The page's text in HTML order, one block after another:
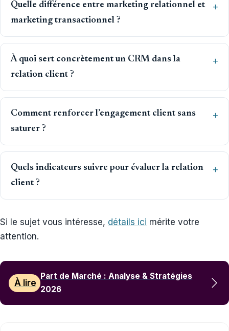
Quelle différence entre marketing relationnel et
marketing transactionnel ?
À quoi sert concrètement un CRM dans la
relation client ?
Comment renforcer l’engagement client sans
saturer ?
Quels indicateurs suivre pour évaluer la relation
client ?
Si le sujet vous intéresse, détails ici mérite votre
attention.
À lire
Part de Marché : Analyse & Stratégies
2026